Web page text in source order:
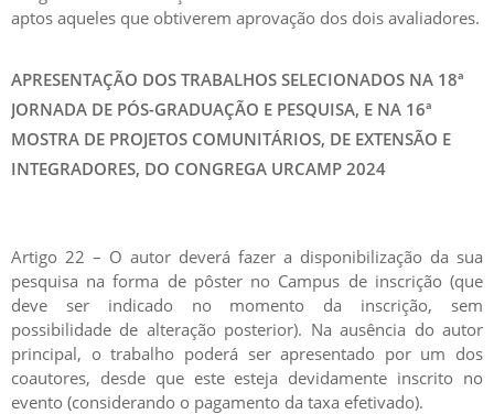
aptos aqueles que obtiverem aprovação dos dois avaliadores.
APRESENTAÇÃO DOS TRABALHOS SELECIONADOS NA 18ª
JORNADA DE PÓS-GRADUAÇÃO E PESQUISA, E NA 16ª
MOSTRA DE PROJETOS COMUNITÁRIOS, DE EXTENSÃO E
INTEGRADORES, DO CONGREGA URCAMP 2024
Artigo 22 – O autor deverá fazer a disponibilização da sua
pesquisa na forma de pôster no Campus de inscrição (que
deve ser indicado no momento da inscrição, sem
possibilidade de alteração posterior). Na ausência do autor
principal, o trabalho poderá ser apresentado por um dos
coautores, desde que este esteja devidamente inscrito no
evento (considerando o pagamento da taxa efetivado).